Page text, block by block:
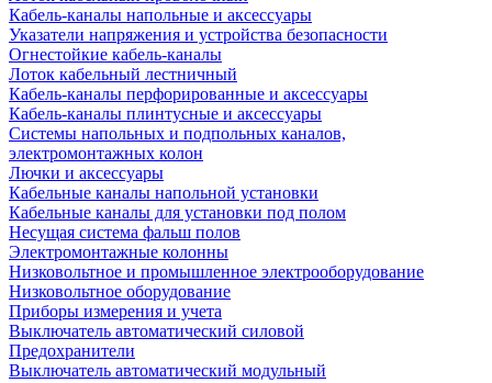
Кабель-каналы напольные и аксессуары
Указатели напряжения и устройства безопасности
Огнестойкие кабель-каналы
Лоток кабельный лестничный
Кабель-каналы перфорированные и аксессуары
Кабель-каналы плинтусные и аксессуары
Системы напольных и подпольных каналов,
электромонтажных колон
Лючки и аксессуары
Кабельные каналы напольной установки
Кабельные каналы для установки под полом
Несущая система фальш полов
Электромонтажные колонны
Низковольтное и промышленное электрооборудование
Низковольтное оборудование
Приборы измерения и учета
Выключатель автоматический силовой
Предохранители
Выключатель автоматический модульный